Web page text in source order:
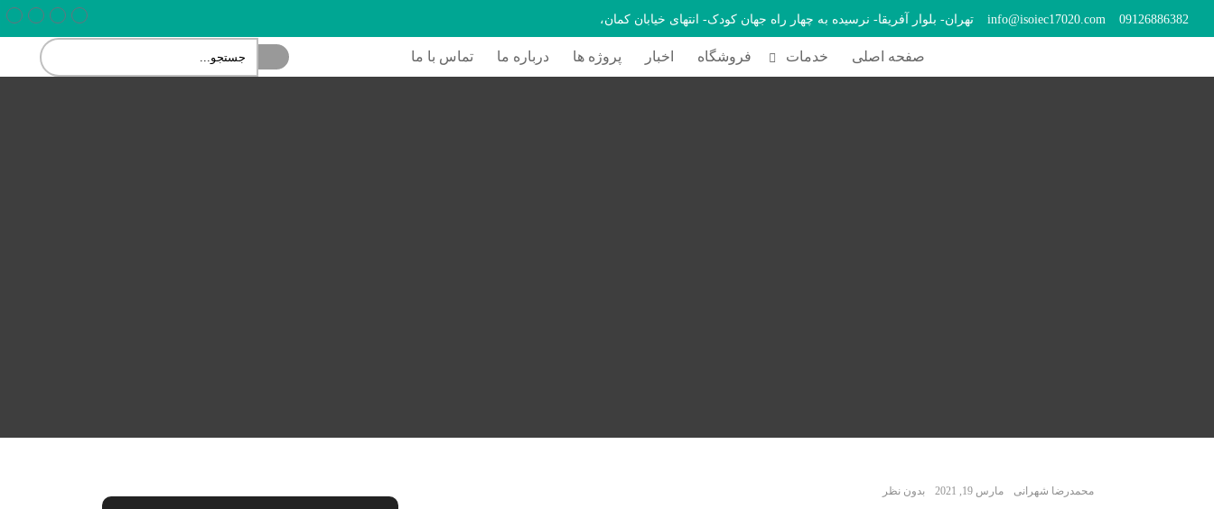
09126886382
info@isoiec17020.com تهران- بلوار آفریقا- نرسیده به چهار راه جهان کودک- انتهای خیابان کمان،
صفحه اصلی خدمات فروشگاه اخبار پروژه ها درباره ما تماس با ما
محمدرضا شهرانی مارس 19, 2021 بدون نظر